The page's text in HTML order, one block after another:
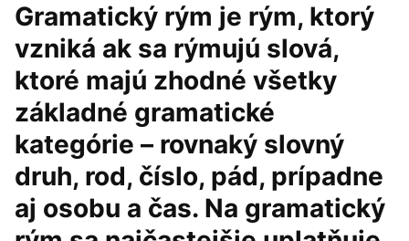
Gramatický rým je rým, ktorý
vzniká ak sa rýmujú slová,
ktoré majú zhodné všetky
základné gramatické
kategórie – rovnaký slovný
druh, rod, číslo, pád, prípadne
aj osobu a čas. Na gramatický